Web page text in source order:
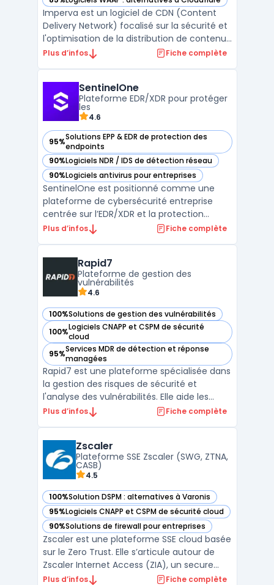
— voir Imperva dans cette catégorie
Imperva est un logiciel de CDN (Content
Delivery Network) focalisé sur la sécurité et
l'optimisation de la distribution de contenus
digitaux. Sa technologie avancée assure
activement contre diverses menaces en
ligne ...
Plus d’infos Fiche complète
SentinelOne
Plateforme EDR/XDR pour protéger
les
4.6
95%Solutions EPP & EDR de protection des
endpoints
— voir SentinelOne dans cette catégorie
90%Logiciels NDR / IDS de détection réseau
— voir SentinelOne dans cette catégorie
90%Logiciels antivirus pour entreprises
— voir SentinelOne dans cette catégorie
SentinelOne est positionné comme une
plateforme de cybersécurité entreprise
centrée sur l’EDR/XDR et la protection
endpoint. La solution agrège télémétrie et
charges cloud, avec des capacités
d’automatisation pour contenir ...
Plus d’infos Fiche complète
Rapid7
Plateforme de gestion des
vulnérabilités
4.6
100%Solutions de gestion des vulnérabilités
— voir Rapid7 dans cette catégorie
100%Logiciels CNAPP et CSPM de sécurité
cloud
— voir Rapid7 dans cette catégorie
95%Services MDR de détection et réponse
managées
— voir Rapid7 dans cette catégorie
Rapid7 est une plateforme spécialisée dans
la gestion des risques de sécurité et
l'analyse des vulnérabilités. Elle aide les
entreprises à identifier, évaluer et corriger
d'analyse des failles de sécurité et de d ...
Plus d’infos Fiche complète
Zscaler
Plateforme SSE Zscaler (SWG, ZTNA,
CASB)
4.5
100%Solution DSPM : alternatives à Varonis
— voir Zscaler dans cette catégorie
95%Logiciels CNAPP et CSPM de sécurité cloud
— voir Zscaler dans cette catégorie
90%Solutions de firewall pour entreprises
— voir Zscaler dans cette catégorie
Zscaler est une plateforme SSE cloud basée
sur le Zero Trust. Elle s’articule autour de
Zscaler Internet Access (ZIA), un secure
web gateway cloud opéré en proxy cloud
Plus d’infos Fiche complète